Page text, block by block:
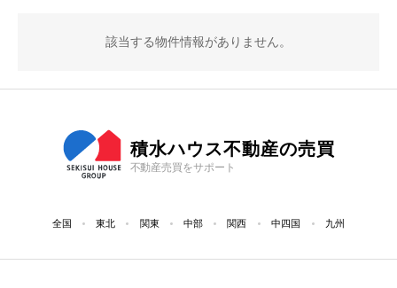
該当する物件情報がありません。
積水ハウス不動産の売買
不動産売買をサポート
全国 東北 関東 中部 関西 中四国 九州